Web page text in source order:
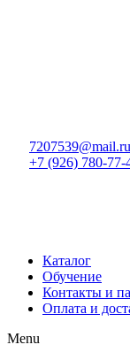
7207539@mail.ru
+7 (926) 780-77-
Каталог
Обучение
Контакты и
Оплата и
Menu